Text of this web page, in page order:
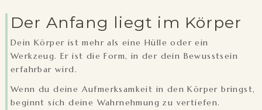
Der Anfang liegt im Körper
Dein Körper ist mehr als eine Hülle oder ein
Werkzeug. Er ist die Form, in der dein Bewusstsein
erfahrbar wird.
Wenn du deine Aufmerksamkeit in den Körper bringst,
beginnt sich deine Wahrnehmung zu vertiefen.